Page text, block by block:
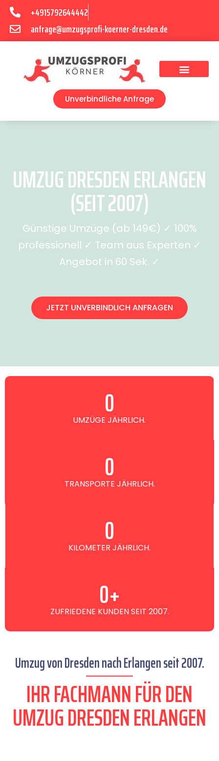
+4915792644442
anfrage@umzugsprofi-koerner-dresden.de
Unverbindliche Anfrage
UMZUG DRESDEN ERLANGEN
(SEIT 2007)
Günstige Umzüge (ab 149€) ✓ 100%
professionell ✓ Team aus Experten ✓
Angebot in 60 Sek. ✓
JETZT UNVERBINDLICH ANFRAGEN
UMZÜGE JÄHRLICH.
0
TRANSPORTE JÄHRLICH.
0
KILOMETER JÄHRLICH.
0
ZUFRIEDENE KUNDEN SEIT 2007.
0+
Umzug von Dresden nach Erlangen seit 2007.
IHR FACHMANN FÜR DEN
UMZUG DRESDEN ERLANGEN